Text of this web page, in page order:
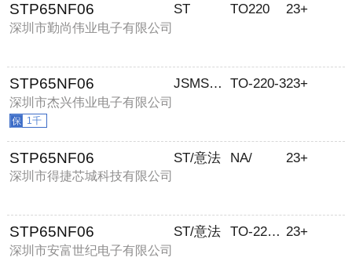
STP65NF06
深圳市勤尚伟业电子有限公司
ST TO220 23+
STP65NF06
深圳市杰兴伟业电子有限公司
1千
JSMSEMI/杰盛微 TO-220-323+
STP65NF06
深圳市得捷芯城科技有限公司
ST/意法 NA/ 23+
STP65NF06
深圳市安富世纪电子有限公司
ST/意法 TO-220AB 23+